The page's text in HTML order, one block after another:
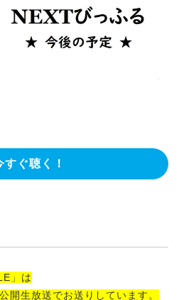
すぐ聴く！
」は
開生放送でお送りしています。